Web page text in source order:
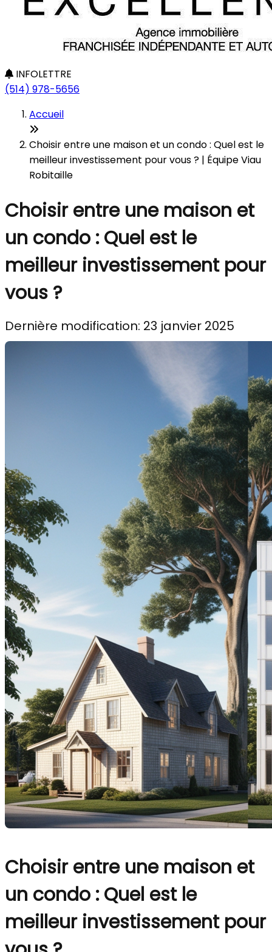
INFOLETTRE
(514) 978-5656
Accueil
Choisir entre une maison et un condo : Quel est le
meilleur investissement pour vous ? | Équipe Viau
Robitaille
Choisir entre une maison et
un condo : Quel est le
meilleur investissement pour
vous ?
Dernière modification: 23 janvier 2025
Choisir entre une maison et
un condo : Quel est le
meilleur investissement pour